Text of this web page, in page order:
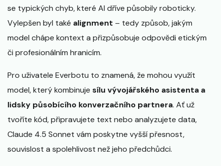
se typických chyb, které AI dříve působily roboticky.
Vylepšen byl také alignment – tedy způsob, jakým
model chápe kontext a přizpůsobuje odpovědi etickým
či profesionálním hranicím.
Pro uživatele Everbotu to znamená, že mohou využít
model, který kombinuje sílu vývojářského asistenta a
lidsky působícího konverzačního partnera. Ať už
tvoříte kód, připravujete text nebo analyzujete data,
Claude 4.5 Sonnet vám poskytne vyšší přesnost,
souvislost a spolehlivost než jeho předchůdci.